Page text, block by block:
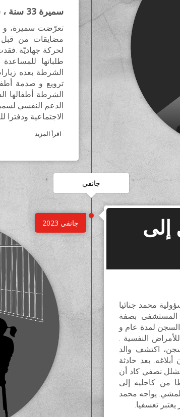
سميرة 33 سنة ، سيدي بوزيد
تعرّضت سميرة، و
مضايقات من قبل
لحركة جهاديّة
طلباتها
الشرطة بعده
ترويع و صدمة
الشرطة أطفالها
الدعم النفسي
الاجتماعية ودفترا
اقرأ المزيد
جانفي
إلى
مسؤولية محمد جنائيا
المستشفى بصفة
لمدة عام و
النفسية .
في السجن، اكتشف والد
بعد حادثة
نصفي كاد أن
من كاحليه إلى
يواجه محمد
تعسفيا.